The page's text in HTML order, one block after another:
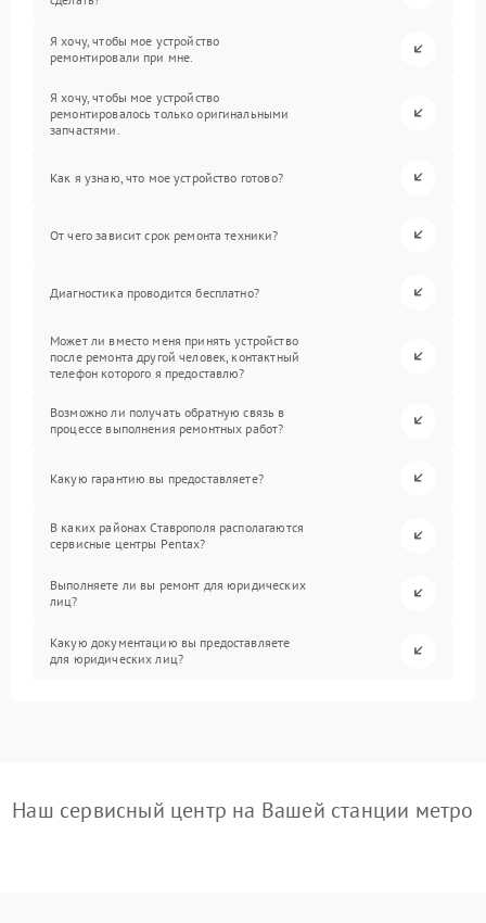
Я хочу, чтобы мое устройство
ремонтировали при мне.
Я хочу, чтобы мое устройство
ремонтировалось только оригинальными
запчастями.
Как я узнаю, что мое устройство готово?
От чего зависит срок ремонта техники?
Диагностика проводится бесплатно?
Может ли вместо меня принять устройство
после ремонта другой человек, контактный
телефон которого я предоставлю?
Возможно ли получать обратную связь в
процессе выполнения ремонтных работ?
Какую гарантию вы предоставляете?
В каких районах Ставрополя располагаются
сервисные центры Pentax?
Выполняете ли вы ремонт для юридических
лиц?
Какую документацию вы предоставляете
для юридических лиц?
Наш сервисный центр на Вашей станции метро